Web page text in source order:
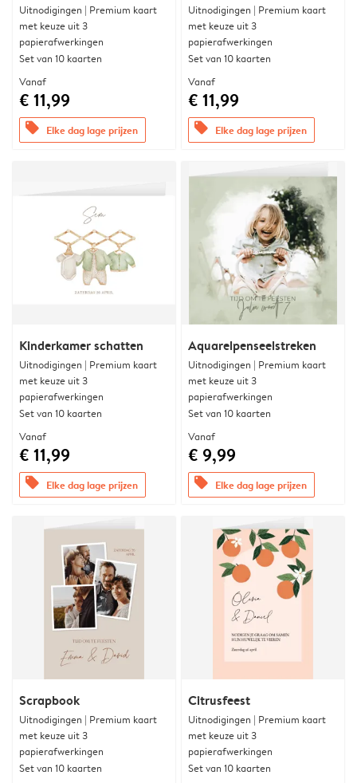
Uitnodigingen | Premium kaart
met keuze uit 3
papierafwerkingen
Set van 10 kaarten
Vanaf
€ 11,99
offers Elke dag lage prijzen
Uitnodigingen | Premium kaart
met keuze uit 3
papierafwerkingen
Set van 10 kaarten
Vanaf
€ 11,99
offers Elke dag lage prijzen
Kinderkamer schatten
Uitnodigingen | Premium kaart
met keuze uit 3
papierafwerkingen
Set van 10 kaarten
Vanaf
€ 11,99
offers Elke dag lage prijzen
Aquarelpenseelstreken
Uitnodigingen | Premium kaart
met keuze uit 3
papierafwerkingen
Set van 10 kaarten
Vanaf
€ 9,99
offers Elke dag lage prijzen
Scrapbook
Uitnodigingen | Premium kaart
met keuze uit 3
papierafwerkingen
Set van 10 kaarten
Citrusfeest
Uitnodigingen | Premium kaart
met keuze uit 3
papierafwerkingen
Set van 10 kaarten